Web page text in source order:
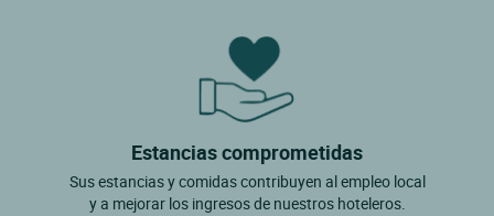
Estancias comprometidas
Sus estancias y comidas contribuyen al empleo local
y a mejorar los ingresos de nuestros hoteleros.